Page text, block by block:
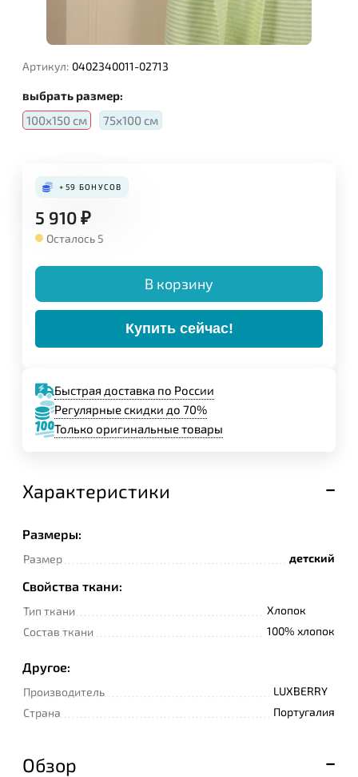
Артикул: 0402340011-02713
выбрать размер:
100х150 см
75х100 см
+59 БОНУСОВ
5 910₽
Осталось 5
В корзину
Купить сейчас!
Быстрая доставка по России
Регулярные скидки до 70%
Только оригинальные товары
Характеристики
Размеры:
Размер детский
Свойства ткани:
Тип ткани
Хлопок
Состав ткани
100% хлопок
Другое:
Производитель
LUXBERRY
Страна
Португалия
Обзор